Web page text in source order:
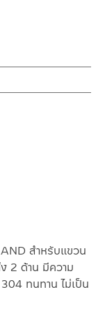
สำหรับแขวน
2 ด้าน มีความ
ทนทาน ไม่เป็น